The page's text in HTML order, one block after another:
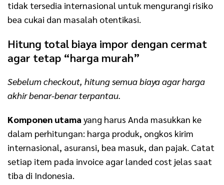
tidak tersedia internasional untuk mengurangi risiko
bea cukai dan masalah otentikasi.
Hitung total biaya impor dengan cermat
agar tetap “harga murah”
Sebelum checkout, hitung semua biaya agar harga
akhir benar-benar terpantau.
Komponen utama yang harus Anda masukkan ke
dalam perhitungan: harga produk, ongkos kirim
internasional, asuransi, bea masuk, dan pajak. Catat
setiap item pada invoice agar landed cost jelas saat
tiba di Indonesia.